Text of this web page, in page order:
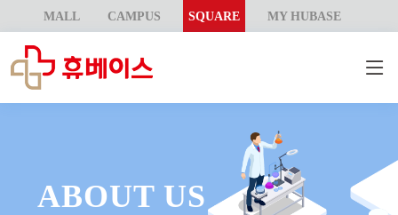
MALL CAMPUS SQUARE MY HUBASE
ABOUT US